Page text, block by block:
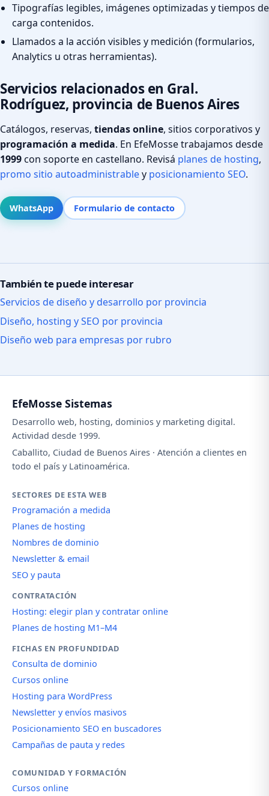
Tipografías legibles, imágenes optimizadas y tiempos de
carga contenidos.
Llamados a la acción visibles y medición (formularios,
Analytics u otras herramientas).
Servicios relacionados en Gral.
Rodríguez, provincia de Buenos Aires
Catálogos, reservas, tiendas online, sitios corporativos y
programación a medida. En EfeMosse trabajamos desde
1999con soporte en castellano. Revisá planes de hosting,
promo sitio autoadministrabley posicionamiento SEO.
WhatsApp Formulario de contacto
También te puede interesar
Servicios de diseño y desarrollo por provincia
Diseño, hosting y SEO por provincia
Diseño web para empresas por rubro
EfeMosse Sistemas
Desarrollo web, hosting, dominios y marketing digital.
Actividad desde 1999.
Caballito, Ciudad de Buenos Aires · Atención a clientes en
todo el país y Latinoamérica.
SECTORES DE ESTA WEB
Programación a medida
Planes de hosting
Nombres de dominio
Newsletter & email
SEO y pauta
CONTRATACIÓN
Hosting: elegir plan y contratar online
Planes de hosting M1–M4
FICHAS EN PROFUNDIDAD
Consulta de dominio
Cursos online
Hosting para WordPress
Newsletter y envíos masivos
Posicionamiento SEO en buscadores
Campañas de pauta y redes
COMUNIDAD Y FORMACIÓN
Cursos online